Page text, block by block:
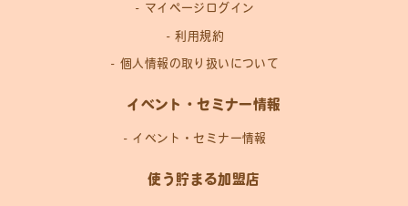
マイページログイン
利用規約
個人情報の取り扱いについて
イベント・セミナー情報
イベント・セミナー情報
使う貯まる加盟店